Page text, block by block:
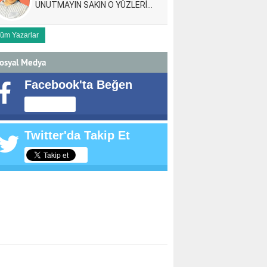
UNUTMAYIN SAKIN O YÜZLERİ…
Yazarlar
Medya
Facebook'ta Beğen
Twitter'da Takip Et